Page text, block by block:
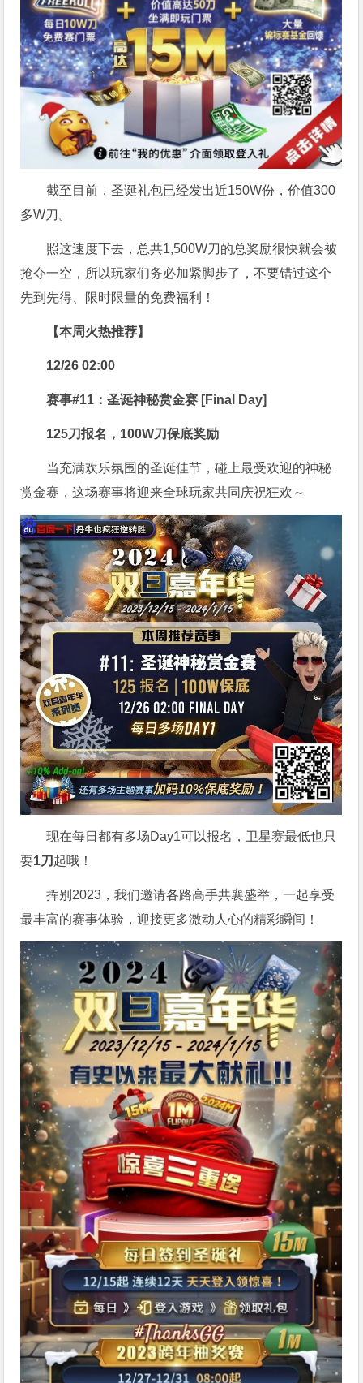
截至目前，圣诞礼包已经发出近150W份，价值300
多W刀。
照这速度下去，总共1,500W刀的总奖励很快就会被
抢夺一空，所以玩家们务必加紧脚步了，不要错过这个
先到先得、限时限量的免费福利！
【本周火热推荐】
12/26 02:00
赛事#11：圣诞神秘赏金赛 [Final Day]
125刀报名，100W刀保底奖励
当充满欢乐氛围的圣诞佳节，碰上最受欢迎的神秘
赏金赛，这场赛事将迎来全球玩家共同庆祝狂欢～
现在每日都有多场Day1可以报名，卫星赛最低也只
要1刀 起哦！
挥别2023，我们邀请各路高手共襄盛举，一起享受
最丰富的赛事体验，迎接更多激动人心的精彩瞬间！